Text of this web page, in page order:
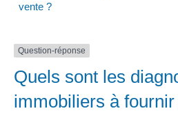
vente ?
Question-réponse
Quels sont les
immobiliers à